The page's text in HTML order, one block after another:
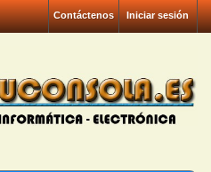
Iniciar sesión
Contáctenos